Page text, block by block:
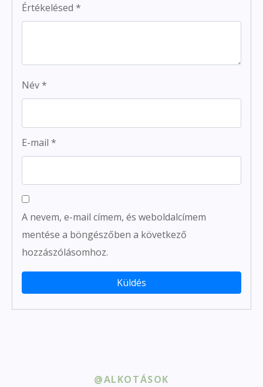
Értékelésed *
Név*
E-mail *
A nevem, e-mail címem, és weboldalcímem
mentése a böngészőben a következő
hozzászólásomhoz.
@ALKOTÁSOK